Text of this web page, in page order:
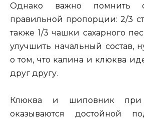
Однако важно помнить
правильной пропорции: 2/3
также 1/3 чашки сахарного
улучшить начальный состав,
о том, что калина и клюква
друг другу.
Клюква и шиповник при
оказываются достойной